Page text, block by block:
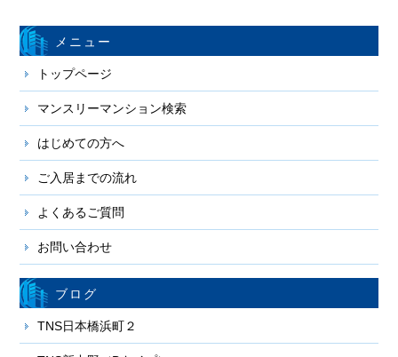
メニュー
トップページ
マンスリーマンション検索
はじめての方へ
ご入居までの流れ
よくあるご質問
お問い合わせ
ブログ
TNS日本橋浜町２